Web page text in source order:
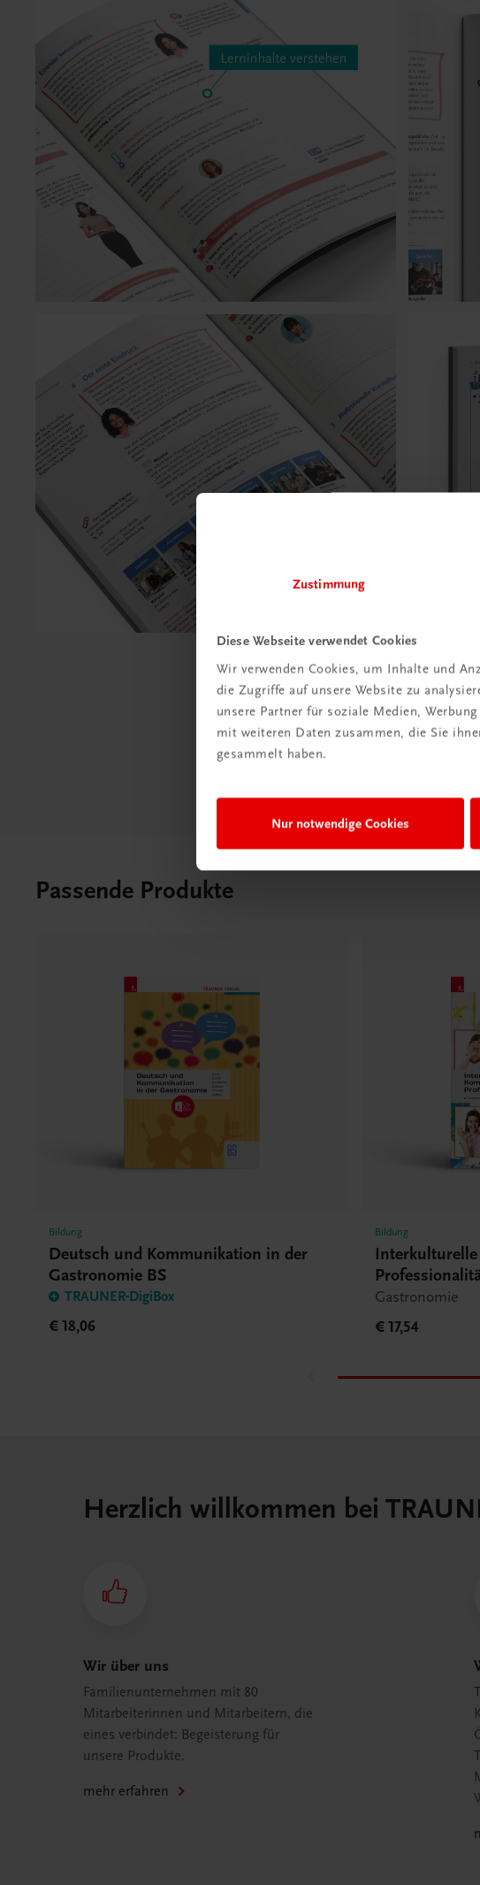
Zustimmung
Diese Webseite verwendet Cookies
Wir verwenden Cookies, um Inhalte und
die Zugriffe auf unsere Website zu
unsere Partner für soziale Medien,
mit weiteren Daten zusammen, die Sie
gesammelt haben.
Nur notwendige Cookies
Passende Produkte
Bildung
Deutsch und Kommunikation in der
Gastronomie BS
TRAUNER-DigiBox
€ 18,06
Bildung
Interkulturelle
Gastronomie
€ 17,54
Herzlich willkommen bei
Wir über uns
Familienunternehmen mit 80
Mitarbeiterinnen und Mitarbeitern, die
eines verbindet: Begeisterung für
unsere Produkte.
mehr erfahren